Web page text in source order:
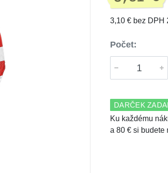
3,10 € bez DPH
Počet:
DARČEK
Ku každému
a 80 € si budete